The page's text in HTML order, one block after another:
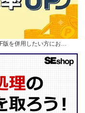
版を併用したい方にお…